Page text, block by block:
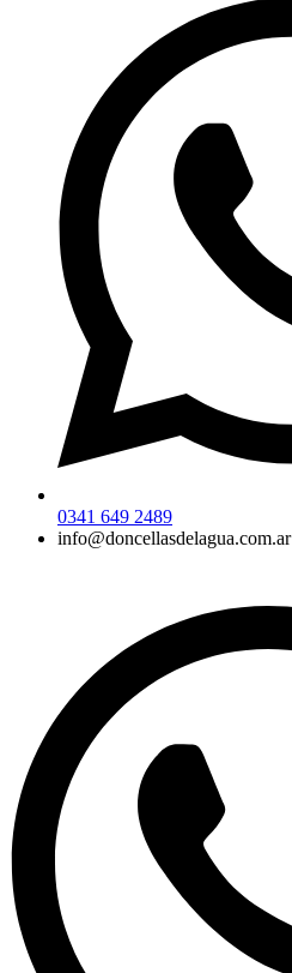
0341 649 2489
info@doncellasdelagua.com.ar